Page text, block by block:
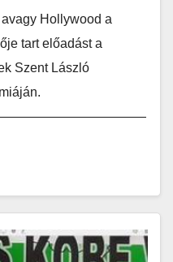
Hollywood a
tart előadást a
Szent László